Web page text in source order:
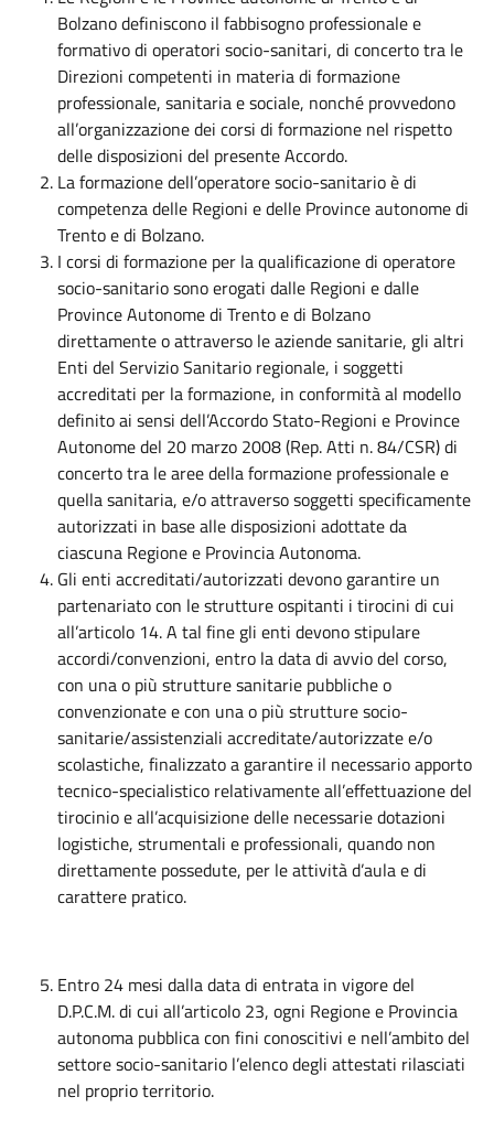
Bolzano definiscono il fabbisogno professionale e
formativo di operatori socio-sanitari, di concerto tra le
Direzioni competenti in materia di formazione
professionale, sanitaria e sociale, nonché provvedono
all’organizzazione dei corsi di formazione nel rispetto
delle disposizioni del presente Accordo.
La formazione dell’operatore socio-sanitario è di
competenza delle Regioni e delle Province autonome di
Trento e di Bolzano.
I corsi di formazione per la qualificazione di operatore
socio-sanitario sono erogati dalle Regioni e dalle
Province Autonome di Trento e di Bolzano
direttamente o attraverso le aziende sanitarie, gli altri
Enti del Servizio Sanitario regionale, i soggetti
accreditati per la formazione, in conformità al modello
definito ai sensi dell’Accordo Stato-Regioni e Province
Autonome del 20 marzo 2008 (Rep. Atti n. 84/CSR) di
concerto tra le aree della formazione professionale e
quella sanitaria, e/o attraverso soggetti specificamente
autorizzati in base alle disposizioni adottate da
ciascuna Regione e Provincia Autonoma.
Gli enti accreditati/autorizzati devono garantire un
partenariato con le strutture ospitanti i tirocini di cui
all’articolo 14. A tal fine gli enti devono stipulare
accordi/convenzioni, entro la data di avvio del corso,
con una o più strutture sanitarie pubbliche o
convenzionate e con una o più strutture socio-
sanitarie/assistenziali accreditate/autorizzate e/o
scolastiche, finalizzato a garantire il necessario apporto
tecnico-specialistico relativamente all’effettuazione del
tirocinio e all’acquisizione delle necessarie dotazioni
logistiche, strumentali e professionali, quando non
direttamente possedute, per le attività d’aula e di
carattere pratico.
Entro 24 mesi dalla data di entrata in vigore del
D.P.C.M. di cui all’articolo 23, ogni Regione e Provincia
autonoma pubblica con fini conoscitivi e nell’ambito del
settore socio-sanitario l’elenco degli attestati rilasciati
nel proprio territorio.